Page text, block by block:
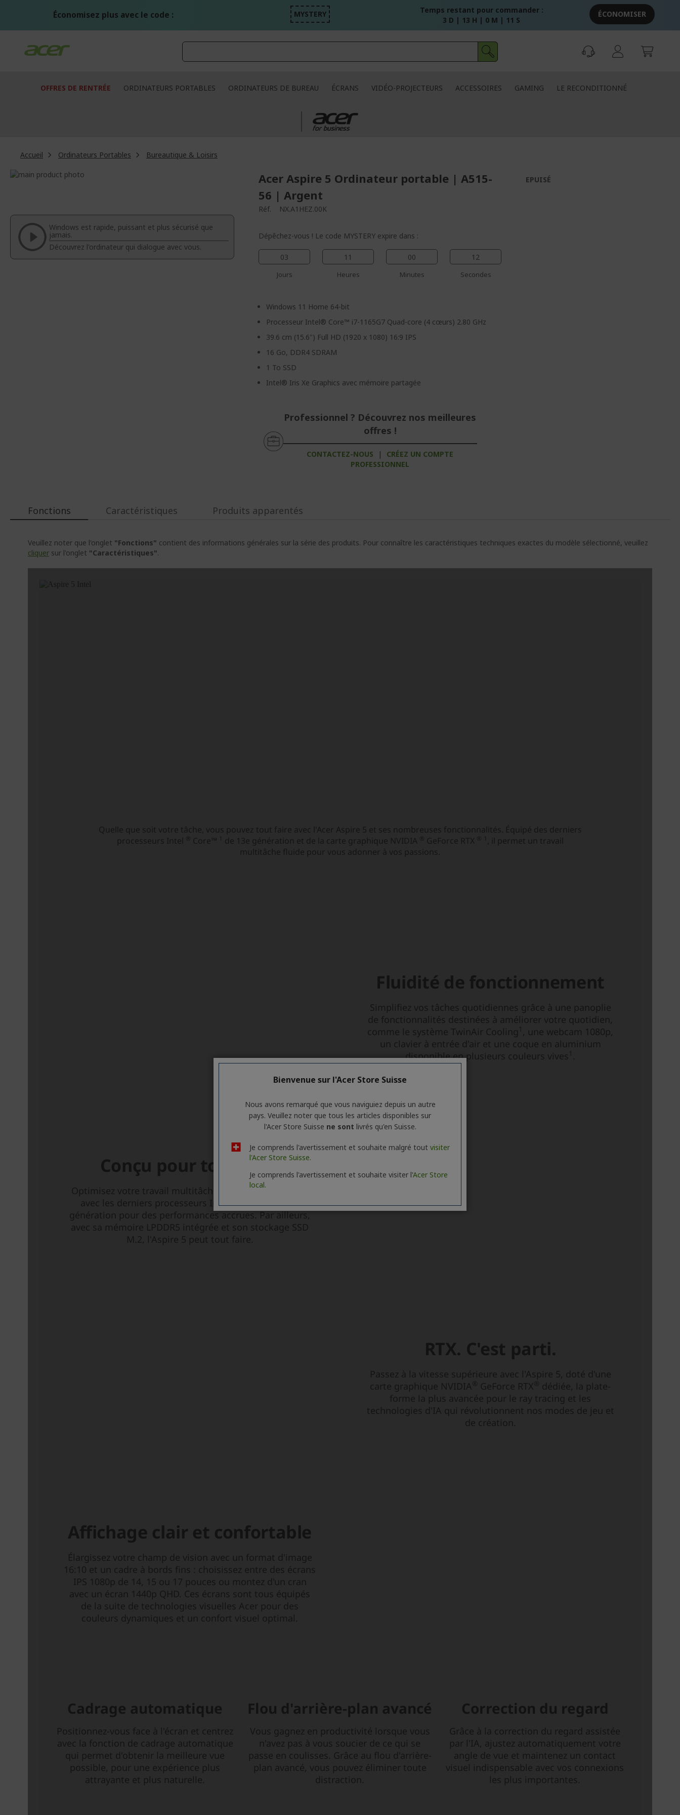
Économisez plus avec le code : MYSTERY
Temps restant pour commander :
3 D | 13 H | 0 M | 11 S
ÉCONOMISER
OFFRES DE RENTRÉE ORDINATEURS PORTABLES ORDINATEURS DE BUREAU ÉCRANS VIDÉO-PROJECTEURS ACCESSOIRES GAMING LE RECONDITIONNÉ
Accueil Ordinateurs Portables
Bureautique & Loisirs
Passer
de
galerie
d’images
de
Galerie
d’images
Windows est rapide, puissant et plus sécurisé que
jamais.
Découvrez l'ordinateur qui dialogue avec vous.
Acer Aspire 5 Ordinateur portable | A515-
56 | Argent
Réf. NX.A1HEZ.00K
Dépêchez-vous ! Le code MYSTERY expire dans :
03
Jours
11
Heures
00
Minutes
11
Secondes
Windows 11 Home 64-bit
Processeur Intel® Core™ i7-1165G7 Quad-core (4 cœurs) 2.80 GHz
39.6 cm (15.6") Full HD (1920 x 1080) 16:9 IPS
16 Go, DDR4 SDRAM
1 To SSD
Intel® Iris Xe Graphics avec mémoire partagée
Professionnel ? Découvrez nos meilleures
offres !
CONTACTEZ-NOUS |
CRÉEZ UN COMPTE
PROFESSIONNEL
EPUISÉ
Fonctions
Veuillez noter que l'onglet "Fonctions" contient des informations générales sur la série des produits. Pour connaître les caractéristiques techniques exactes du modèle sélectionné, veuillez
cliquer sur l'onglet "Caractéristiques".
Caractéristiques Produits apparentés
Bienvenue sur l'Acer Store Suisse
Nous avons remarqué que vous naviguiez depuis un autre
pays. Veuillez noter que tous les articles disponibles sur
l'Acer Store Suisse ne sont livrés qu'en Suisse.
Je comprends l'avertissement et souhaite malgré tout visiter
l'Acer Store Suisse.
Je comprends l'avertissement et souhaite visiter l'Acer Store
local.